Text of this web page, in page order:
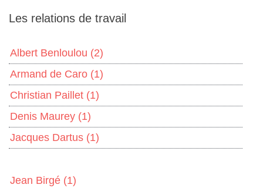
Les relations de travail
Albert Benloulou (2)
Armand de Caro (1)
Christian Paillet (1)
Denis Maurey (1)
Jacques Dartus (1)
Jean Birgé (1)